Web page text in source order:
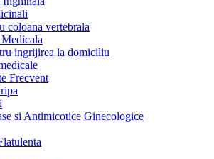
coloana vertebrala
ingrijirea la domiciliu
Frecvent
si Antimicotice Ginecologice